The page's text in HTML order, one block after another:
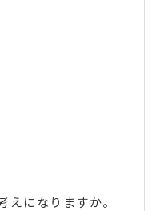
になりますか。